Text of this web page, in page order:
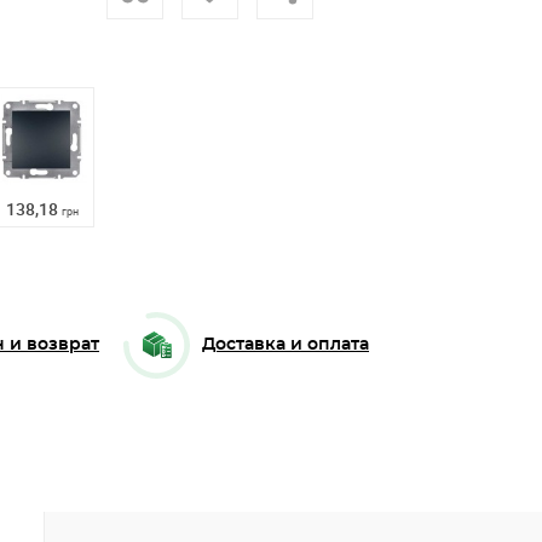
138,18 грн
и возврат Доставка и оплата